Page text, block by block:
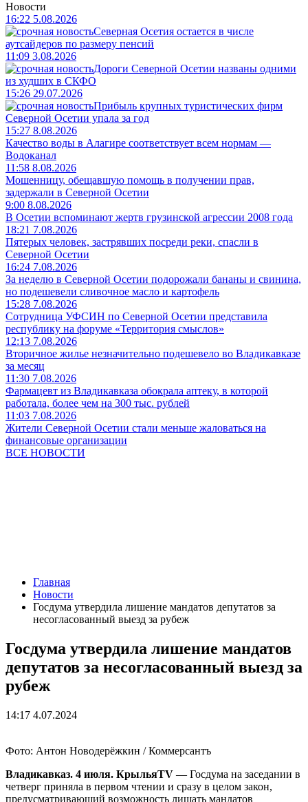
Новости
16:22 5.08.2026
Северная Осетия остается в числе
аутсайдеров по размеру пенсий
11:09 3.08.2026
Дороги Северной Осетии названы одними
из худших в СКФО
15:26 29.07.2026
Прибыль крупных туристических фирм
Северной Осетии упала за год
15:27 8.08.2026
Качество воды в Алагире соответствует всем нормам —
Водоканал
11:58 8.08.2026
Мошенницу, обещавшую помощь в получении прав,
задержали в Северной Осетии
9:00 8.08.2026
В Осетии вспоминают жертв грузинской агрессии 2008 года
18:21 7.08.2026
Пятерых человек, застрявших посреди реки, спасли в
Северной Осетии
16:24 7.08.2026
За неделю в Северной Осетии подорожали бананы и свинина,
но подешевели сливочное масло и картофель
15:28 7.08.2026
Сотрудница УФСИН по Северной Осетии представила
республику на форуме «Территория смыслов»
12:13 7.08.2026
Вторичное жилье незначительно подешевело во Владикавказе
за месяц
11:30 7.08.2026
Фармацевт из Владикавказа обокрала аптеку, в которой
работала, более чем на 300 тыс. рублей
11:03 7.08.2026
Жители Северной Осетии стали меньше жаловаться на
финансовые организации
ВСЕ НОВОСТИ
Главная
Новости
Госдума утвердила лишение мандатов депутатов за
несогласованный выезд за рубеж
Госдума утвердила лишение мандатов
депутатов за несогласованный выезд за
рубеж
14:17 4.07.2024
Фото: Антон Новодерёжкин / Коммерсантъ
Владикавказ. 4 июля. КрыльяTV — Госдума на заседании в
четверг приняла в первом чтении и сразу в целом закон,
предусматривающий возможность лишать мандатов